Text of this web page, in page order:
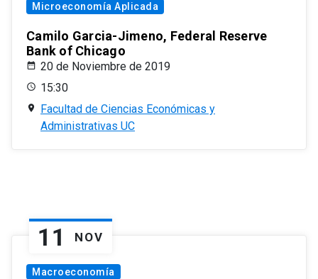
Microeconomía Aplicada
Camilo Garcia-Jimeno, Federal Reserve
Bank of Chicago
20 de Noviembre de 2019
15:30
Facultad de Ciencias Económicas y
Administrativas UC
11 NOV
Macroeconomía